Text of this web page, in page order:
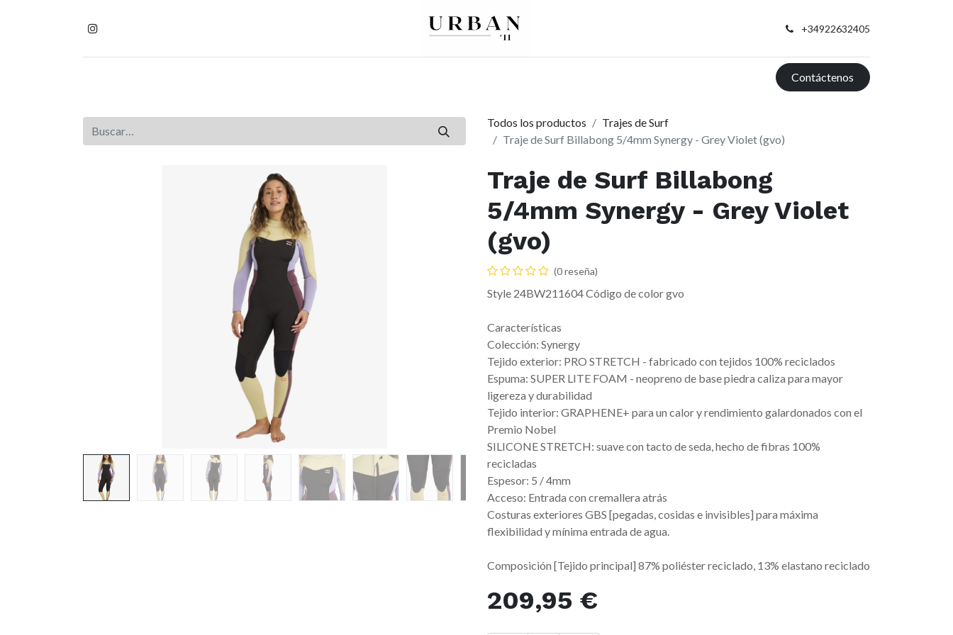
+34922632405
Contáctenos
Todos los productos
Trajes de Surf
Traje de Surf Billabong 5/4mm Synergy - Grey Violet (gvo)
Traje de Surf Billabong
5/4mm Synergy - Grey Violet
(gvo)
(0 reseña)
Style 24BW211604 Código de color gvo
Características
Colección: Synergy
Tejido exterior: PRO STRETCH - fabricado con tejidos 100% reciclados
Espuma: SUPER LITE FOAM - neopreno de base piedra caliza para mayor
ligereza y durabilidad
Tejido interior: GRAPHENE+ para un calor y rendimiento galardonados con el
Premio Nobel
SILICONE STRETCH: suave con tacto de seda, hecho de fibras 100%
recicladas
Espesor: 5 / 4mm
Acceso: Entrada con cremallera atrás
Costuras exteriores GBS [pegadas, cosidas e invisibles] para máxima
flexibilidad y mínima entrada de agua.
Composición [Tejido principal] 87% poliéster reciclado, 13% elastano reciclado
209,95 €